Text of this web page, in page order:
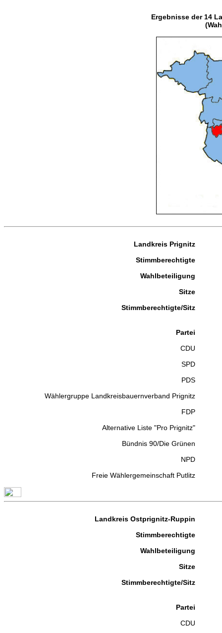
Ergebnisse der 14
Landkreis Prignitz
Stimmberechtigte
Wahlbeteiligung
Sitze
Stimmberechtigte/Sitz
Partei
CDU
SPD
PDS
Wählergruppe Landkreisbauernverband Prignitz
FDP
Alternative Liste "Pro Prignitz"
Bündnis 90/Die Grünen
NPD
Freie Wählergemeinschaft Putlitz
Landkreis Ostprignitz-Ruppin
Stimmberechtigte
Wahlbeteiligung
Sitze
Stimmberechtigte/Sitz
Partei
CDU